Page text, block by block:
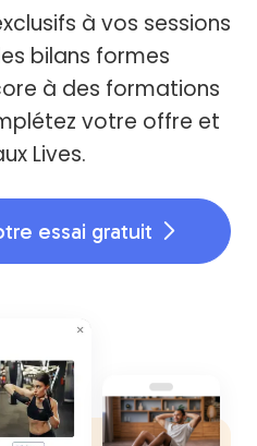
à vos sessions
bilans formes
à des formations
votre offre et
Lives.
essai gratuit 